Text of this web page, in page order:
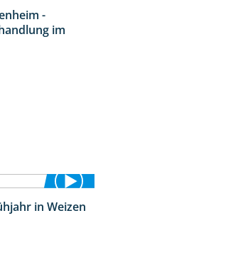
-
im
2:39
in Weizen